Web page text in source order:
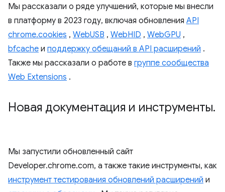
Мы рассказали о ряде улучшений, которые мы внесли
в платформу в 2023 году, включая обновления API
chrome.cookies , WebUSB , WebHID , WebGPU ,
bfcache и поддержку обещаний в API расширений .
Также мы рассказали о работе в группе сообщества
Web Extensions .
Новая документация и инструменты.
Мы запустили обновленный сайт
Developer.chrome.com, а также такие инструменты, как
инструмент тестирования обновлений расширений и